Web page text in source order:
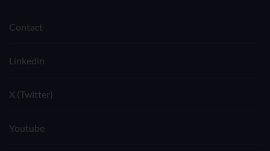
Contact
Linkedin
X (Twitter)
Youtube